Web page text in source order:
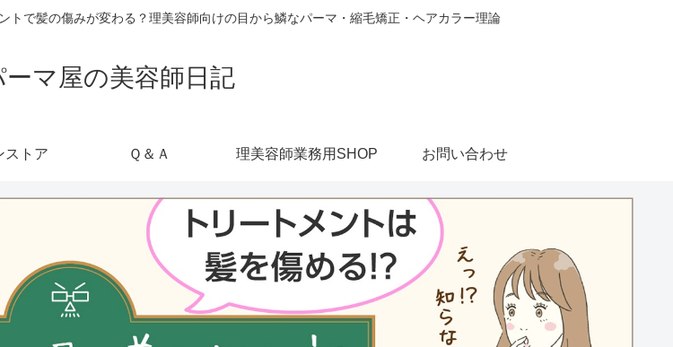
トで髪の傷みが変わる？理美容師向けの目から鱗なパーマ・縮毛矯正・ヘアカラー理論
マ屋の美容師日記
ストア Ｑ＆Ａ 理美容師業務用SHOP お問い合わせ